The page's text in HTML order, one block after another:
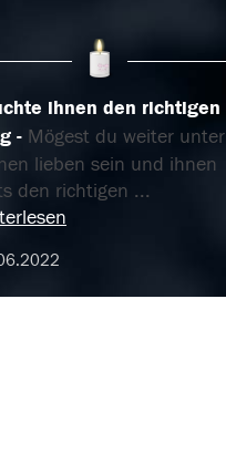
ihnen den richtigen
Mögest du weiter unter
lieben sein und ihnen
den richtigen ...